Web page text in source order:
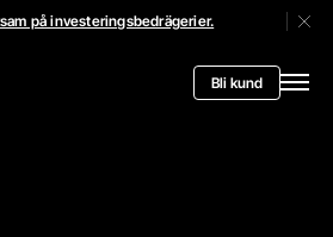
på investeringsbedrägerier.
Bli kund